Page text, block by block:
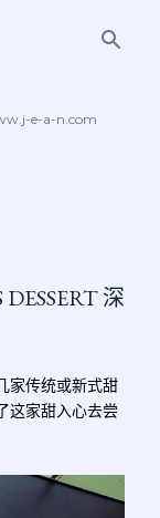
e-a-n.com
深
家传统或新式甜
这家甜入心去尝